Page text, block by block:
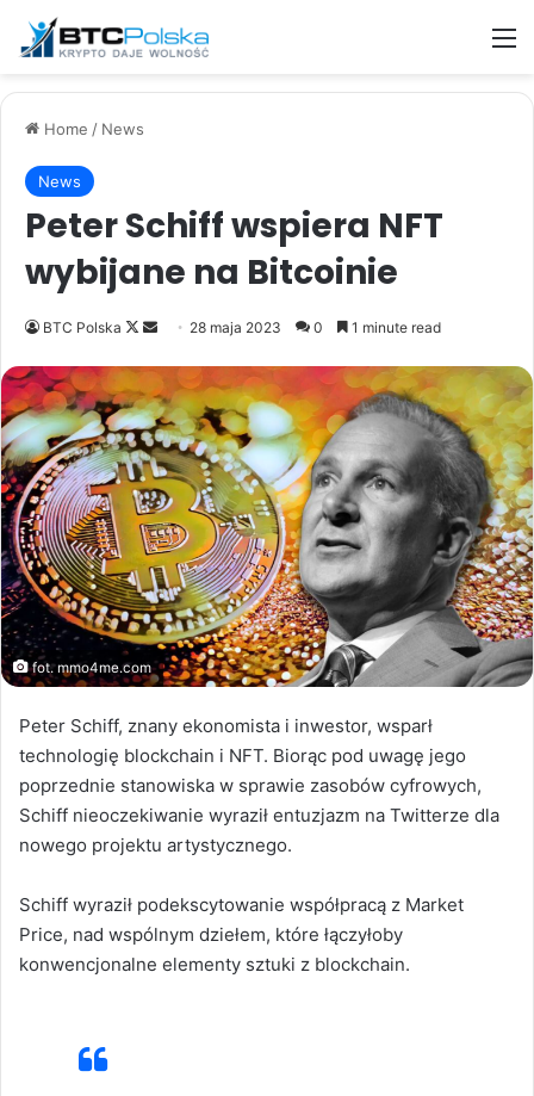
Home / News
News
Peter Schiff wspiera NFT
wybijane na Bitcoinie
BTC Polska
Follow
Send
email
28 maja 2023 0 1 minute read
fot. mmo4me.com
Peter Schiff, znany ekonomista i inwestor, wsparł
technologię blockchain i NFT. Biorąc pod uwagę jego
poprzednie stanowiska w sprawie zasobów cyfrowych,
Schiff nieoczekiwanie wyraził entuzjazm na Twitterze dla
nowego projektu artystycznego.
Schiff wyraził podekscytowanie współpracą z Market
Price, nad wspólnym dziełem, które łączyłoby
konwencjonalne elementy sztuki z blockchain.